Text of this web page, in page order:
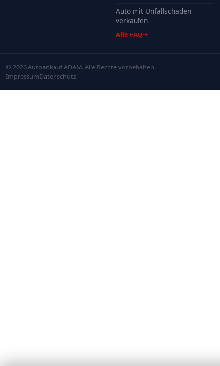
Auto mit Unfallschaden
verkaufen
Alle FAQ
© 2026 Autoankauf ADAM. Alle Rechte vorbehalten.
ImpressumDatenschutz